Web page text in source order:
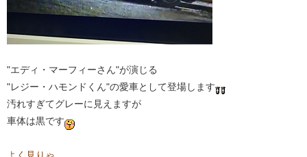
"エディ・マーフィーさん"が演じる
"レジー・ハモンドくん"の愛車として登場します
汚れすぎてグレーに見えますが
車体は黒です
よく見りゃ